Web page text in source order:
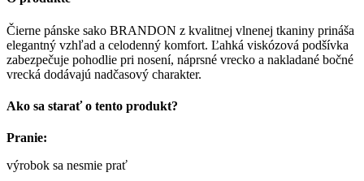
Čierne pánske sako BRANDON z kvalitnej vlnenej tkaniny prináša
elegantný vzhľad a celodenný komfort. Ľahká viskózová podšívka
zabezpečuje pohodlie pri nosení, náprsné vrecko a nakladané bočné
vrecká dodávajú nadčasový charakter.
Ako sa starať o tento produkt?
Pranie:
výrobok sa nesmie prať